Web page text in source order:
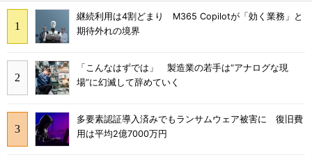
継続利用は4割どまり M365 Copilotが「効く業務」と
期待外れの境界
「こんなはずでは」 製造業の若手は“アナログな現
場”に幻滅して辞めていく
多要素認証導入済みでもランサムウェア被害に 復旧費
用は平均2億7000万円